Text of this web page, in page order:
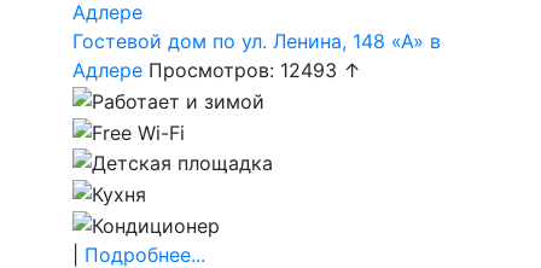
Гостевой дом по ул. Ленина, 148 «А» в
Адлере Просмотров: 12493 ↑
Подробнее...